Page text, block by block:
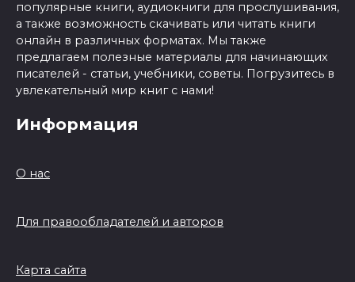
популярные книги, аудиокниги для прослушивания,
а также возможность скачивать или читать книги
онлайн в различных форматах. Мы также
предлагаем полезные материалы для начинающих
писателей - статьи, учебники, советы. Погрузитесь в
увлекательный мир книг с нами!
Информация
О нас
Для правообладателей и авторов
Карта сайта